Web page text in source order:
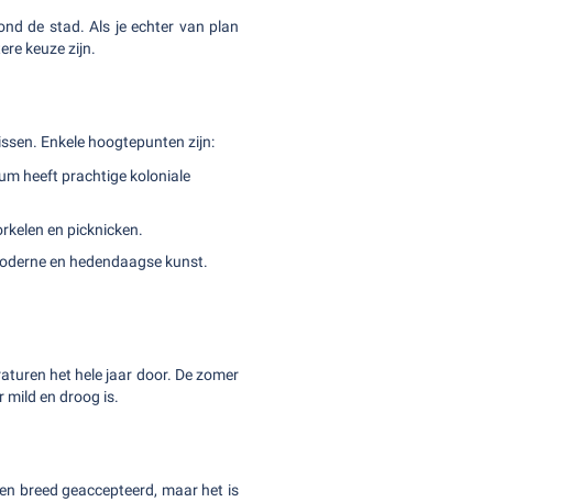
de stad. Als je echter van plan
keuze zijn.
Enkele hoogtepunten zijn:
heeft prachtige koloniale
en picknicken.
en hedendaagse kunst.
het hele jaar door. De zomer
mild en droog is.
breed geaccepteerd, maar het is